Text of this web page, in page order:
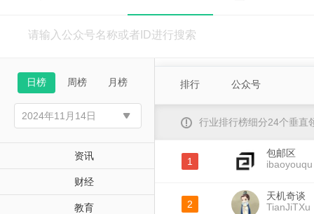
日榜 周榜 月榜
资讯
财经
教育
排行 公众号
行业排行榜细分24个垂直
1
包邮区
ibaoyouqu
2
天机奇谈
TianJiTXu